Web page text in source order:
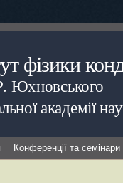
фізики
Юхновського
академії
Конференції та семінари